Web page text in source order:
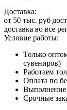
Доставка:
от 50 тыс. руб
доставка во все
Условие работы:
Только
сувениров)
Работаем
Оплата по
Выполнение
Срочные